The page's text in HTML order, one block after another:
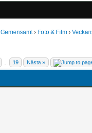
Gemensamt› Foto & Film ›
19 Nästa »